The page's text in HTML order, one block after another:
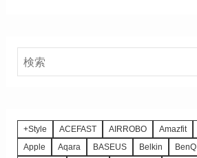
+Style ACEFAST AIRROBO Amazfit
Apple
Aqara BASEUS Belkin BenQ